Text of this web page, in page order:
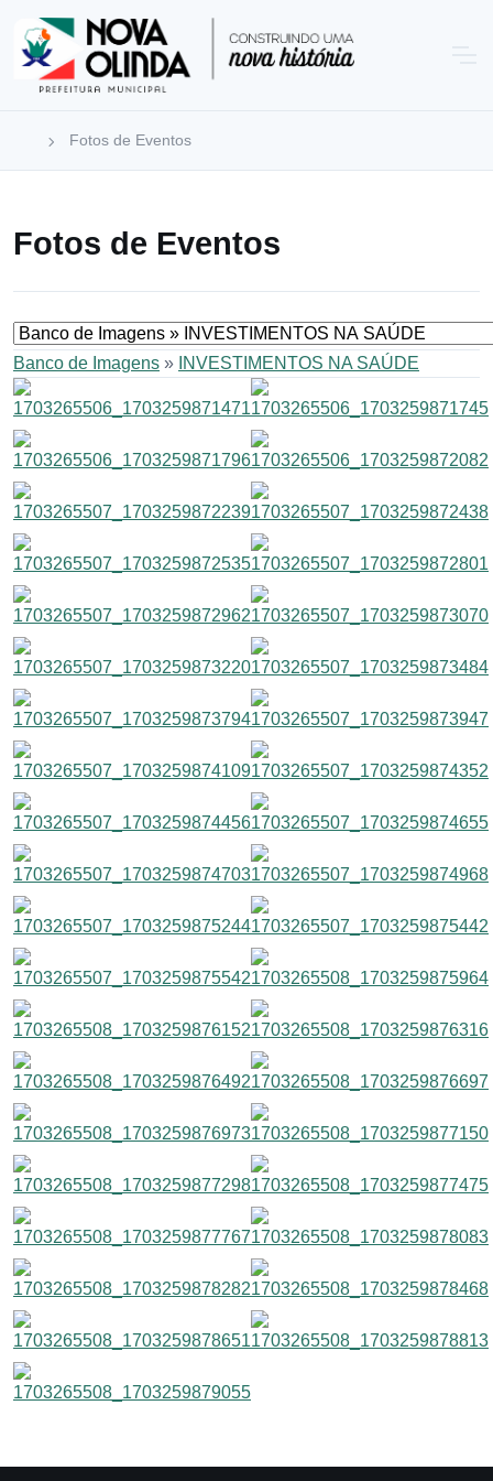
Fotos de Eventos
Fotos de Eventos
Banco de Imagens » INVESTIMENTOS NA SAÚDE